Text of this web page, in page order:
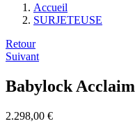
Accueil
SURJETEUSE
Navigation
de
l’article
Retour
Suivant
Babylock Acclaim
2.298,00 €